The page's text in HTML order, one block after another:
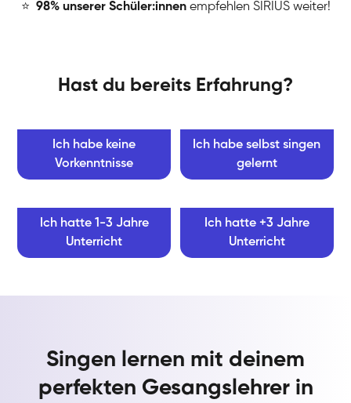
⭐ 98% unserer Schüler:innen empfehlen SIRIUS weiter!
Hast du bereits Erfahrung?
Ich habe keine
Vorkenntnisse
Ich habe selbst singen
gelernt
Ich hatte 1-3 Jahre
Unterricht
Ich hatte +3 Jahre
Unterricht
Singen lernen mit deinem
perfekten Gesangslehrer in